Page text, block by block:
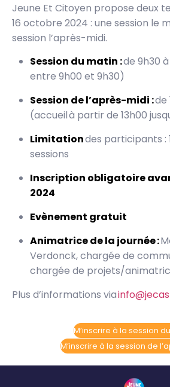
Jeune Et Citoyen propose deux
16 octobre 2024 : une session le
session l’après-midi.
Session du matin :de 9h30
entre 9h00 et 9h30)
Session de l’après-midi :de
(accueil à partir de 13h00
Limitationdes participants :
sessions
Inscription obligatoire
2024
Evènement gratuit
Animatrice de la journée :
Verdonck, chargée de
chargée de projets/
Plus d’informations via
M’inscrire à la session
M’inscrire à la session de